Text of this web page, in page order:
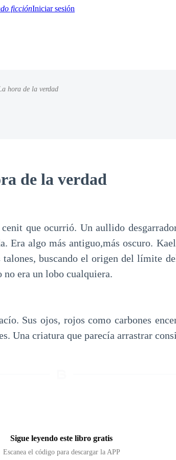
ficciónIniciar sesión
hora de la verdad
de la verdad
que ocurrió. Un aullido
Era algo más antiguo,más oscuro.
buscando el origen del límite
no era un lobo cualquiera.
Sus ojos, rojos como carbones
Una criatura que parecía arrastrar
Sigue leyendo este libro gratis
Escanea el código para descargar la APP